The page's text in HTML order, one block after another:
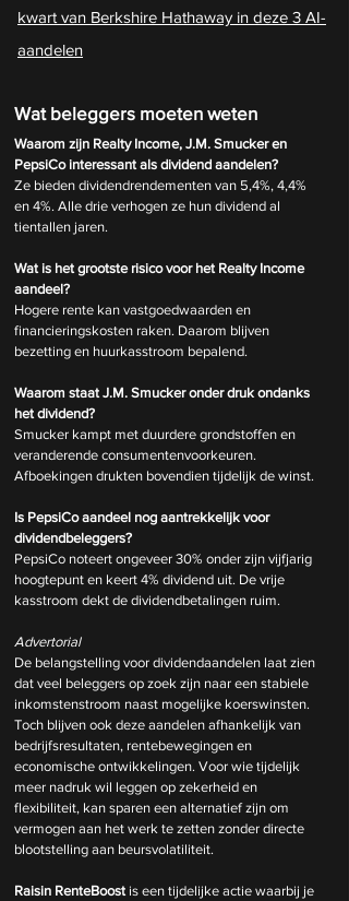
kwart van Berkshire Hathaway in deze 3 AI-
aandelen
Wat beleggers moeten weten
Waarom zijn Realty Income, J.M. Smucker en
PepsiCo interessant als dividend aandelen?
Ze bieden dividendrendementen van 5,4%, 4,4%
en 4%. Alle drie verhogen ze hun dividend al
tientallen jaren.
Wat is het grootste risico voor het Realty Income
aandeel?
Hogere rente kan vastgoedwaarden en
financieringskosten raken. Daarom blijven
bezetting en huurkasstroom bepalend.
Waarom staat J.M. Smucker onder druk ondanks
het dividend?
Smucker kampt met duurdere grondstoffen en
veranderende consumentenvoorkeuren.
Afboekingen drukten bovendien tijdelijk de winst.
Is PepsiCo aandeel nog aantrekkelijk voor
dividendbeleggers?
PepsiCo noteert ongeveer 30% onder zijn vijfjarig
hoogtepunt en keert 4% dividend uit. De vrije
kasstroom dekt de dividendbetalingen ruim.
Advertorial
De belangstelling voor dividendaandelen laat zien
dat veel beleggers op zoek zijn naar een stabiele
inkomstenstroom naast mogelijke koerswinsten.
Toch blijven ook deze aandelen afhankelijk van
bedrijfsresultaten, rentebewegingen en
economische ontwikkelingen. Voor wie tijdelijk
meer nadruk wil leggen op zekerheid en
flexibiliteit, kan sparen een alternatief zijn om
vermogen aan het werk te zetten zonder directe
blootstelling aan beursvolatiliteit.
Raisin RenteBoost is een tijdelijke actie waarbij je